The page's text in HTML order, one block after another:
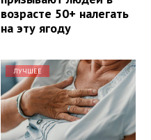
возрасте 50+ налегать
на эту ягоду
ЛУЧШЕЕ